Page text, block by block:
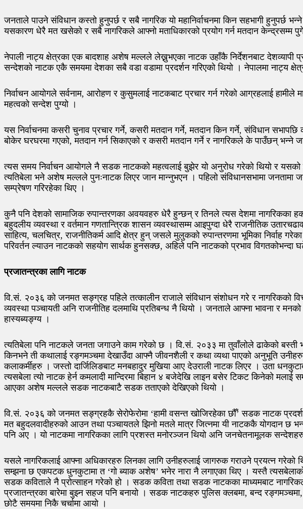
जनताले पाउने संविधान कस्तो हुनुपर्छ र सबै नागरिक यो महानिर्वाचनमा किन सहभागी हुनुपर्छ
यसकारण धेरै मत खसेको र सबै नागरिकले आफ्नो मताधिकारको प्रयोग गर्न मतदान केन्द्रसम्म
नेपाली नाट्य क्षेत्रका एक बादशाह अशेष मल्लले लेख्नुभएका नाटक उहाँकै निर्देशनबाट देशव्यापी
सन्देशको नाटक एकै समयमा देशका सबै वडा वडामा प्रदर्शन गरिएको थियो । नेपालमा नाट्य
निर्वाचन आयोगले सर्वनाम, आरोहण र कुसुमलाई नाटकबाट प्रचार गर्न गरेको आग्रहलाई हामीले
महत्वको सन्देश पुग्यो ।
यस निर्वाचनमा कसरी चुनाव प्रचार गर्ने, कसरी मतदान गर्ने, मतदान किन गर्ने, संविधान
बोकेर घरघरमा गएको, मतदान गर्न सिकाएको र कसरी मतदान गर्ने र नागरिकले के पाउँछन् भन्ने
त्यस समय निर्वाचन आयोगले नै सडक नाटकको महत्वलाई बुझेर यो अनुरोध गरेको थियो र यसको
त्यतिबेला भने अशेष मल्लले पुनःनाटक लिएर जान मान्नुभएन । पहिलो संविधानसभामा जनतामा
सम्प्रेषण गरिरहेका थिए ।
कुनै पनि देशको सामाजिक रुपान्तरणका अवयवहरु धेरै हुन्छन् र तिनले त्यस देशमा नागरिकका
बहुदलीय व्यवस्था र वर्तमान गणतान्त्रिक शासन व्यवस्थासम्म आइपुग्दा धेरै राजनीतिक
साहित्य, चलचित्र, राजनीतिकर्म आदि क्षेत्र हुन् जसले मुलुकको रुपान्तरणमा भूमिका निर्वाह
परिवर्तन ल्याउन नाटकको सहयोग सार्थक हुनसक्छ, अहिले पनि नाटकको प्रभाव विगतकोभन्दा
प्रजातन्त्रका लागि नाटक
वि.सं. २०३६ को जनमत सङ्ग्रह पहिले तत्कालीन राजाले संविधान संशोधन गरे र नागरिकको
व्यवस्था पञ्चायती अनि राजनीतिह दलमाथि प्रतिबन्ध नै थियो । जनताले आफ्ना भावना र
हास्यब्यङ्ग्य ।
त्यतिबेला पनि नाटकले जनता जगाउने काम गरेको छ । वि.सं. २०३३ मा तुवाँलोले ढाकेको
किनभने ती कथालाई रङ्गमञ्चमा देखाउँदा आफ्नै जीवनशैली र कथा व्यथा पाएको अनुभूति
कलाकर्मीहरु । जस्तो दार्जिलिङबाट मनबहादुर मुखिया आए देउराली नाटक लिएर । उता
त्यसबेला त्यो नाटक हेर्न कमलादी मान्दिरमा बिहान ४ बजेदेखि लाइन बसेर टिकट किनेको
आएका अशेष मल्लले सडक नाटकबाटै सडक तताएको देखिएको थियो ।
वि.सं. २०३६ को जनमत सङ्ग्रहकै सेरोफेरोमा ‘हामी वसन्त खोजिरहेका छौँ’ सडक नाटक
मत बहुदलवादीहरुको आउन तथा पञ्चायतले झिनो मतले मात्र जित्नमा यी नाटककै योगदान
पनि अए । यो नाटकमा नागरिकका लागि प्रशस्त मनोरञ्जन थियो अनि जनचेतनामूलक
यसले नागरिकलाई आफ्ना अधिकारहरु लिनका लागि उनीहरुलाई जागरुक गराउने प्रयत्न गरेको
सम्झना छ एकपटक धुनकुटामा त ‘गो ब्याक अशेष’ भनेर नारा नै लगाएका थिए । यस्तै
सडक कविताले नै प्रोत्साहन गरेको हो । सडक कविता तथा सडक नाटकका माध्यमबाट
प्रजातन्त्रका बारेमा बुझ्न सहज पनि बनायो । सडक नाटकहरु पुलिस क्लबमा, बन्द
छोटै समयमा निकै चर्चामा आयो ।